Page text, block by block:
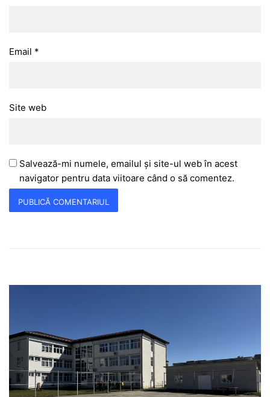
Email *
Site web
Salvează-mi numele, emailul și site-ul web în acest
navigator pentru data viitoare când o să comentez.